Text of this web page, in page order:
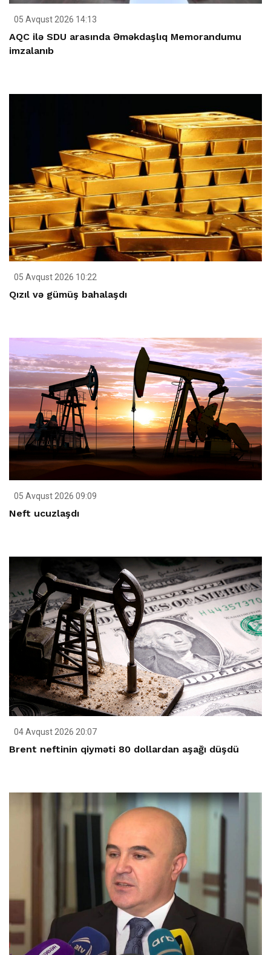
05 Avqust 2026 14:13
AQC ilə SDU arasında Əməkdaşlıq Memorandumu
imzalanıb
05 Avqust 2026 10:22
Qızıl və gümüş bahalaşdı
05 Avqust 2026 09:09
Neft ucuzlaşdı
04 Avqust 2026 20:07
Brent neftinin qiyməti 80 dollardan aşağı düşdü